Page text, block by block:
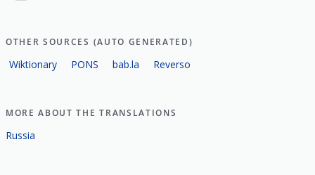
OTHER SOURCES (AUTO GENERATED)
Wiktionary PONS bab.la Reverso
MORE ABOUT THE TRANSLATIONS
Russia